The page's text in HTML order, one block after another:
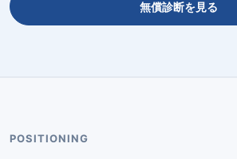
無償診断を見る
POSITIONING